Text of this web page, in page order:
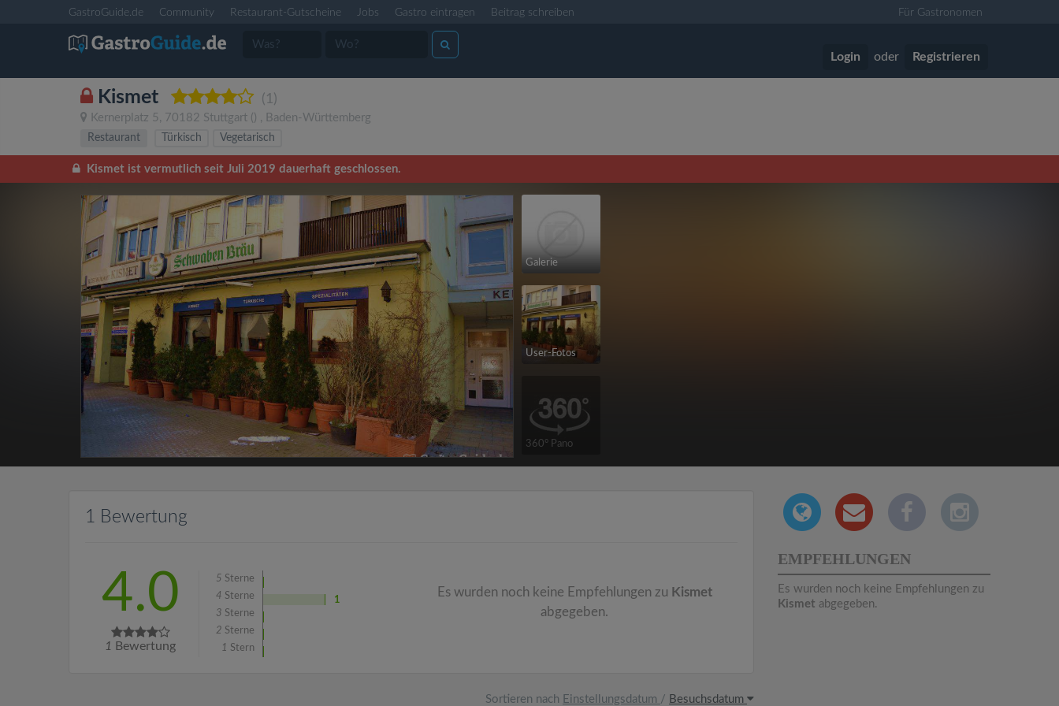
GastroGuide.de Community Restaurant-Gutscheine Jobs Gastro eintragen Beitrag schreiben Für Gastronomen
Login oder Registrieren
Kismet (1)
Kernerplatz 5 , 70182 Stuttgart () , Baden-Württemberg
Restaurant Türkisch Vegetarisch
Kismet ist vermutlich seit Juli 2019 dauerhaft geschlossen.
Galerie
User-Fotos
360° Pano
1 Bewertung
4.0
1 Bewertung
5 Sterne
4 Sterne
1
3 Sterne
2 Sterne
1 Stern
Es wurden noch keine Empfehlungen zu Kismet
abgegeben.
Sortieren nach Einstellungsdatum / Besuchsdatum
EMPFEHLUNGEN
Es wurden noch keine Empfehlungen zu
Kismet abgegeben.